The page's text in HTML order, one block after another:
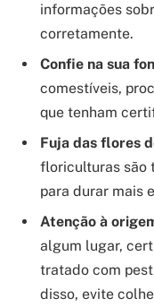
informações
corretamente.
Confie na sua
comestíveis,
que tenham
Fuja das flores
floriculturas são
para durar mais
Atenção à
algum lugar,
tratado com
disso, evite